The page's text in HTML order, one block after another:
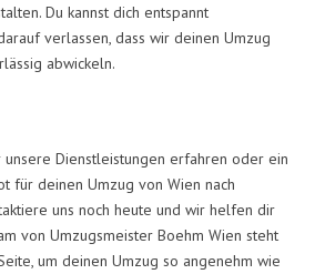
Du kannst dich entspannt
verlassen, dass wir deinen Umzug
abwickeln.
Dienstleistungen erfahren oder ein
für deinen Umzug von Wien nach
uns noch heute und wir helfen dir
von Umzugsmeister Boehm Wien steht
um deinen Umzug so angenehm wie